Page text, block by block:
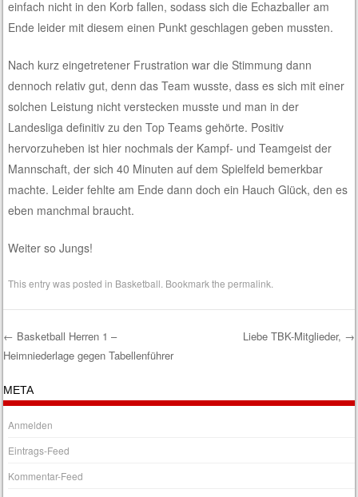
einfach nicht in den Korb fallen, sodass sich die Echazballer am
Ende leider mit diesem einen Punkt geschlagen geben mussten.
Nach kurz eingetretener Frustration war die Stimmung dann
dennoch relativ gut, denn das Team wusste, dass es sich mit einer
solchen Leistung nicht verstecken musste und man in der
Landesliga definitiv zu den Top Teams gehörte. Positiv
hervorzuheben ist hier nochmals der Kampf- und Teamgeist der
Mannschaft, der sich 40 Minuten auf dem Spielfeld bemerkbar
machte. Leider fehlte am Ende dann doch ein Hauch Glück, den es
eben manchmal braucht.
Weiter so Jungs!
This entry was posted in Basketball . Bookmark thepermalink
Post navigation
← Basketball Herren 1 –
Heimniederlage gegen Tabellenführer
Liebe TBK-Mitglieder, →
META
Anmelden
Eintrags-Feed
Kommentar-Feed